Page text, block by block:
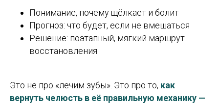
Понимание, почему щёлкает и болит
Прогноз: что будет, если не вмешаться
Решение: поэтапный, мягкий маршрут
восстановления
Это не про «лечим зубы». Это про то, как
вернуть челюсть в её правильную механику —
ДРУГИЕ СТАТЬИ